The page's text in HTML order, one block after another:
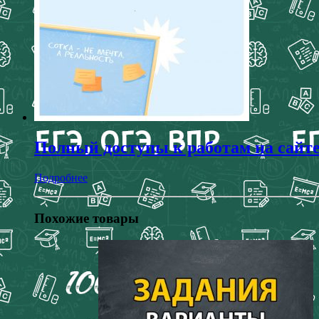
Полный доступы к работам на
Подробнее
Похожие товары